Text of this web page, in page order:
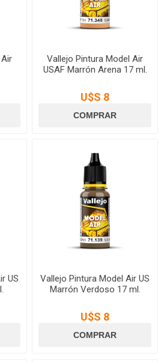
Vallejo Pintura Model Air
USAF Marrón Arena 17 ml.
U$S 8
US
Vallejo Pintura Model Air US
Marrón Verdoso 17 ml.
U$S 8